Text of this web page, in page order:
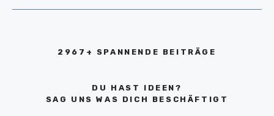
2967+ SPANNENDE BEITRÄGE
DU HAST IDEEN?
SAG UNS WAS DICH BESCHÄFTIGT